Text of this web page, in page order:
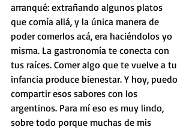
arranqué: extrañando algunos platos
que comía allá, y la única manera de
poder comerlos acá, era haciéndolos yo
misma. La gastronomía te conecta con
tus raíces. Comer algo que te vuelve a tu
infancia produce bienestar. Y hoy, puedo
compartir esos sabores con los
argentinos. Para mí eso es muy lindo,
sobre todo porque muchas de mis